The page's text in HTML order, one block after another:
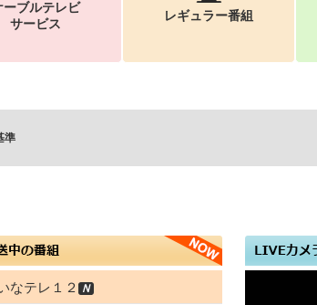
ーブルテレビ
サービス
レギュラー番組
準
なテレ１２ Ｎ